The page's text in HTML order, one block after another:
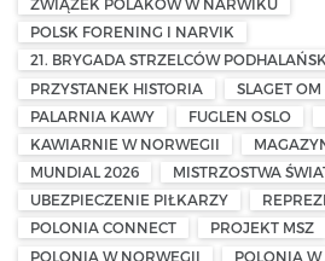
ZWIĄZEK POLAKÓW W NARWIKU
POLSK FORENING I NARVIK
21. BRYGADA STRZELCÓW
PRZYSTANEK HISTORIA
SLAGET
PALARNIA KAWY
FUGLEN OSLO
KAWIARNIE W NORWEGII
MUNDIAL 2026
MISTRZOSTWA
UBEZPIECZENIE PIŁKARZY
POLONIA CONNECT
PROJEKT MSZ
POLONIA W NORWEGII
POLONIA W